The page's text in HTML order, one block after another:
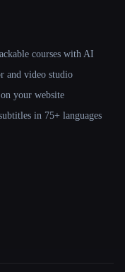
courses with AI
and video studio
your website
in 75+ languages